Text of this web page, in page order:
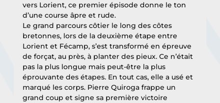
vers Lorient, ce premier épisode donne le ton
d’une course âpre et rude.
Le grand parcours côtier le long des côtes
bretonnes, lors de la deuxième étape entre
Lorient et Fécamp, s’est transformé en épreuve
de forçat, au près, à planter des pieux. Ce n’était
pas la plus longue mais peut-être la plus
éprouvante des étapes. En tout cas, elle a usé et
marqué les corps. Pierre Quiroga frappe un
grand coup et signe sa première victoire